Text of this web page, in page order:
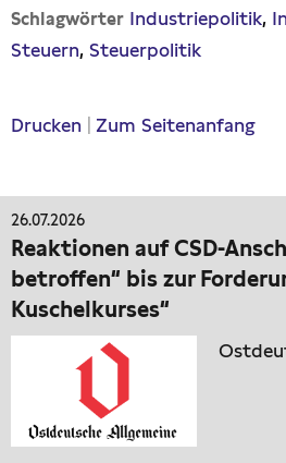
Schlagwörter Industriepolitik
Steuern Steuerpolitik
Drucken Zum Seitenanfang
26.07.2026
Reaktionen auf CSD-
betroffen“ bis zur
Kuschelkurses“